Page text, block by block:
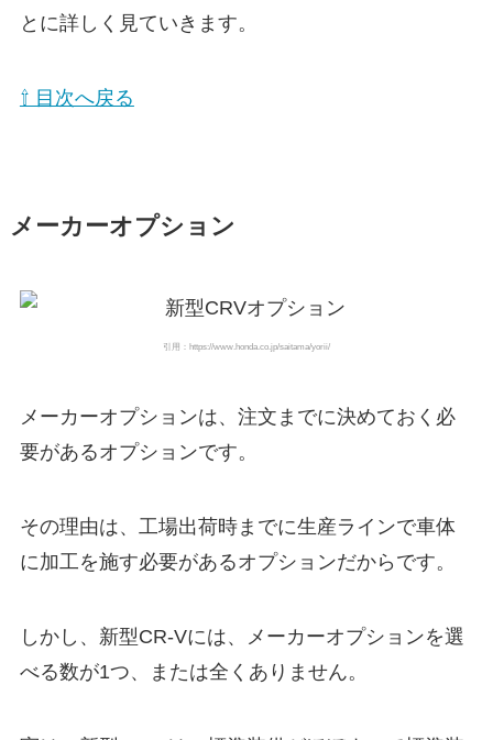
とに詳しく見ていきます。
⇧ 目次へ戻る
メーカーオプション
引用：https://www.honda.co.jp/saitama/yorii/
メーカーオプションは、注文までに決めておく必
要があるオプションです。
その理由は、工場出荷時までに生産ラインで車体
に加工を施す必要があるオプションだからです。
しかし、新型CR-Vには、メーカーオプションを選
べる数が1つ、または全くありません。